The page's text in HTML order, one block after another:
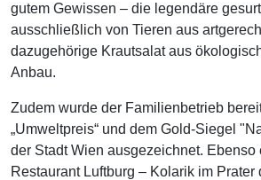
gutem Gewissen – die legendäre
ausschließlich von Tieren aus
dazugehörige Krautsalat aus
Anbau.
Zudem wurde der Familienbetrieb
„Umweltpreis“ und dem Gold-Siegel
der Stadt Wien ausgezeichnet. Ebenso
Restaurant Luftburg – Kolarik im Prater